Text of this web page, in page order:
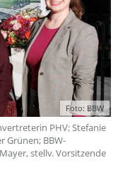
Foto: BBW
PHV; Stefanie
Grünen; BBW-
stellv. Vorsitzende